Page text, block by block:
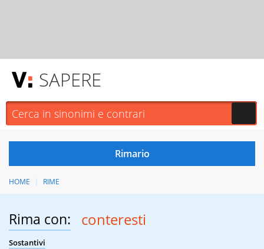
SAPERE
HOME RIME
Rima con: conteresti
Sostantivi